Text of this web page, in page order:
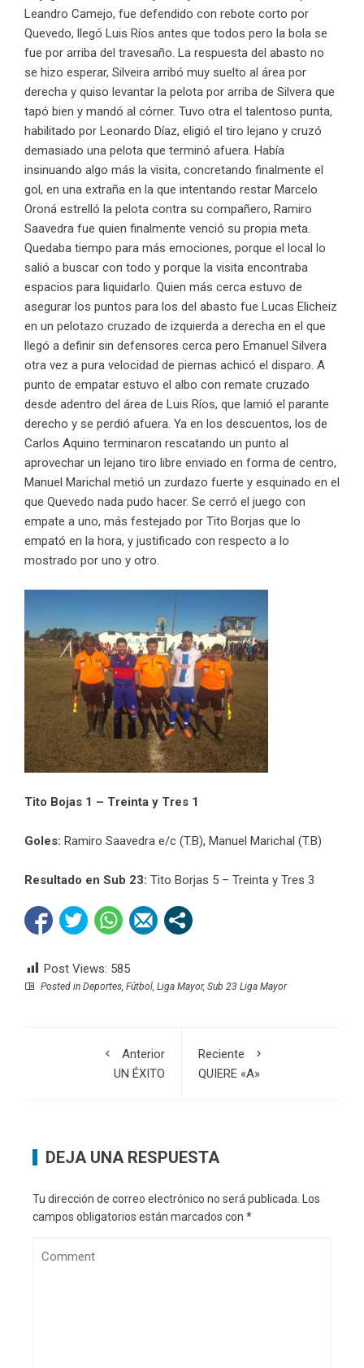
Leandro Camejo, fue defendido con rebote corto por
Quevedo, llegó Luis Ríos antes que todos pero la bola se
fue por arriba del travesaño. La respuesta del abasto no
se hizo esperar, Silveira arribó muy suelto al área por
derecha y quiso levantar la pelota por arriba de Silvera que
tapó bien y mandó al córner. Tuvo otra el talentoso punta,
habilitado por Leonardo Díaz, eligió el tiro lejano y cruzó
demasiado una pelota que terminó afuera. Había
insinuando algo más la visita, concretando finalmente el
gol, en una extraña en la que intentando restar Marcelo
Oroná estrelló la pelota contra su compañero, Ramiro
Saavedra fue quien finalmente venció su propia meta.
Quedaba tiempo para más emociones, porque el local lo
salió a buscar con todo y porque la visita encontraba
espacios para liquidarlo. Quien más cerca estuvo de
asegurar los puntos para los del abasto fue Lucas Elicheiz
en un pelotazo cruzado de izquierda a derecha en el que
llegó a definir sin defensores cerca pero Emanuel Silvera
otra vez a pura velocidad de piernas achicó el disparo. A
punto de empatar estuvo el albo con remate cruzado
desde adentro del área de Luis Ríos, que lamió el parante
derecho y se perdió afuera. Ya en los descuentos, los de
Carlos Aquino terminaron rescatando un punto al
aprovechar un lejano tiro libre enviado en forma de centro,
Manuel Marichal metió un zurdazo fuerte y esquinado en el
que Quevedo nada pudo hacer. Se cerró el juego con
empate a uno, más festejado por Tito Borjas que lo
empató en la hora, y justificado con respecto a lo
mostrado por uno y otro.
Tito Bojas 1 – Treinta y Tres 1
Goles: Ramiro Saavedra e/c (T.B), Manuel Marichal (T.B)
Resultado en Sub 23: Tito Borjas 5 – Treinta y Tres 3
Post Views: 585
Posted in Deportes Fútbol Liga Mayor, Sub 23 Liga Mayor
Anterior
UN ÉXITO
Reciente
QUIERE «A»
DEJA UNA RESPUESTA
Tu dirección de correo electrónico no será publicada. Los
campos obligatorios están marcados con *